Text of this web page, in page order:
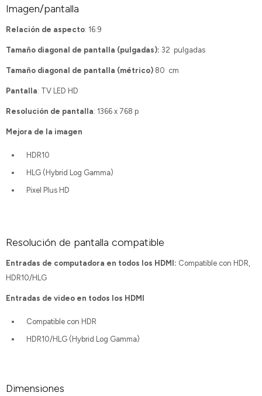
Imagen/pantalla
Relación de aspecto: 16:9
Tamaño diagonal de pantalla (pulgadas): 32 pulgadas
Tamaño diagonal de pantalla (métrico) 80 cm
Pantalla: TV LED HD
Resolución de pantalla: 1366 x 768 p
Mejora de la imagen
HDR10
HLG (Hybrid Log Gamma)
Pixel Plus HD
Resolución de pantalla compatible
Entradas de computadora en todos los HDMI: Compatible con HDR,
HDR10/HLG
Entradas de video en todos los HDMI
Compatible con HDR
HDR10/HLG (Hybrid Log Gamma)
Dimensiones